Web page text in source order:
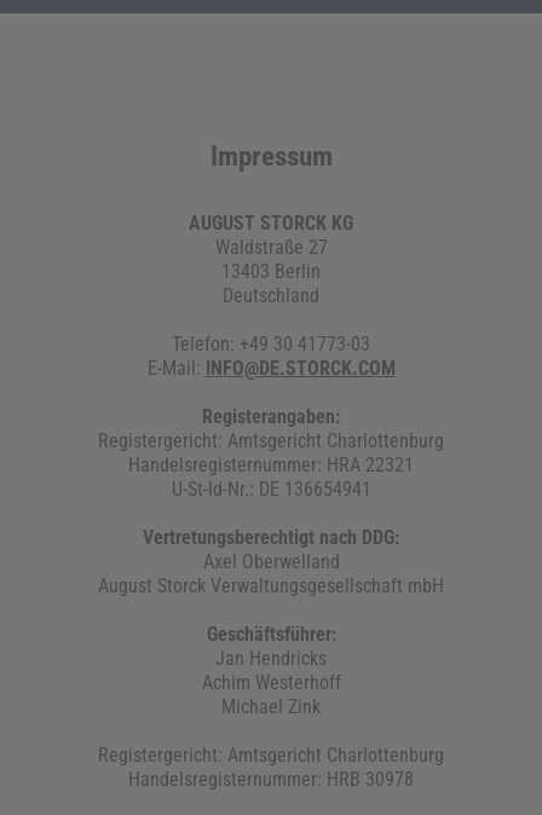
Impressum
AUGUST STORCK KG
Waldstraße 27
13403 Berlin
Deutschland
Telefon: +49 30 41773-03
E-Mail: INFO@DE.STORCK.COM
Registerangaben:
Registergericht: Amtsgericht Charlottenburg
Handelsregisternummer: HRA 22321
U-St-Id-Nr.: DE 136654941
Vertretungsberechtigt nach DDG:
Axel Oberwelland
August Storck Verwaltungsgesellschaft mbH
Geschäftsführer:
Jan Hendricks
Achim Westerhoff
Michael Zink
Registergericht: Amtsgericht Charlottenburg
Handelsregisternummer: HRB 30978